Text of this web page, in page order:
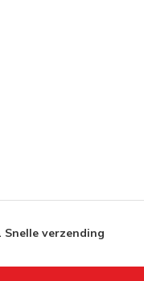
Snelle verzending